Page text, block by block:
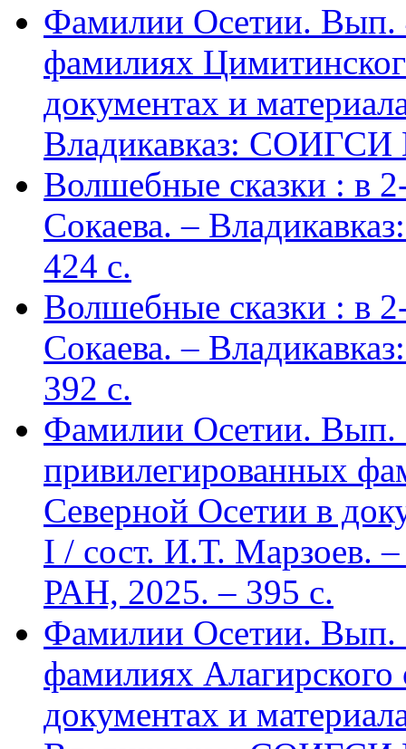
Фамилии Осетии. Вып.
фамилиях
документах и
Владикавказ:
Волшебные сказки : в
Сокаева. –
424 c.
Волшебные сказки : в
Сокаева. –
392 c.
Фамилии Осетии. Вып.
привилегированных
Северной Осетии в
I / сост. И.Т. Марзоев.
РАН, 2025. – 395 с.
Фамилии Осетии. Вып.
фамилиях
документах и